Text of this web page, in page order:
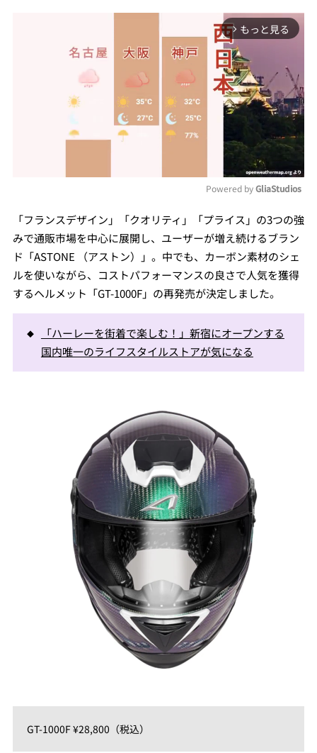
arrow_forward_ios もっと見る
Mute
Powered by GliaStudios
「フランスデザイン」「クオリティ」「プライス」の3つの強
みで通販市場を中心に展開し、ユーザーが増え続けるブラン
ド「ASTONE （アストン）」。中でも、カーボン素材のシェ
ルを使いながら、コストパフォーマンスの良さで人気を獲得
するヘルメット「GT-1000F」の再発売が決定しました。
「ハーレーを街着で楽しむ！」新宿にオープンする
国内唯一のライフスタイルストアが気になる
GT-1000F ¥28,800（税込）